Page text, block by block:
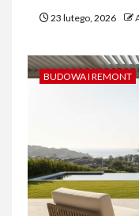
23 lutego, 2026
BUDOWA I REMONT